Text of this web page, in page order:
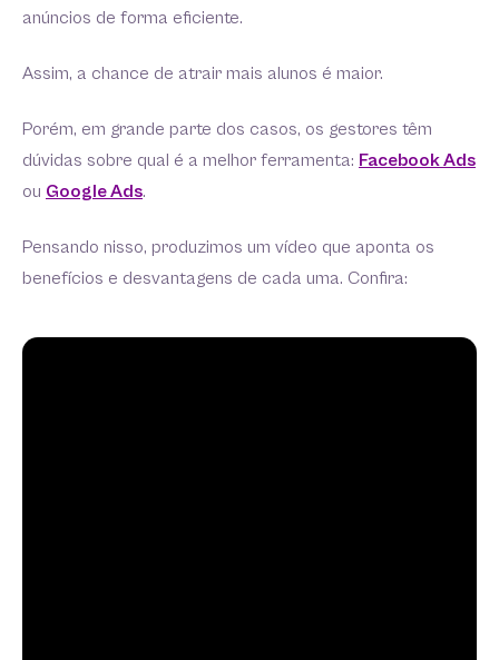
anúncios de forma eficiente.
Assim, a chance de atrair mais alunos é maior.
Porém, em grande parte dos casos, os gestores têm
dúvidas sobre qual é a melhor ferramenta: Facebook Ads
ou Google Ads.
Pensando nisso, produzimos um vídeo que aponta os
benefícios e desvantagens de cada uma. Confira: